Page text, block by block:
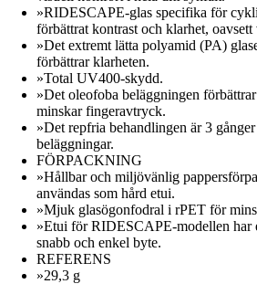
»RIDESCAPE-glas specifika för
förbättrat kontrast och klarhet,
»Det extremt lätta polyamid (PA)
förbättrar klarheten.
»Total UV400-skydd.
»Det oleofoba beläggningen
minskar fingeravtryck.
»Det repfria behandlingen är 3
beläggningar.
FÖRPACKNING
»Hållbar och miljövänlig
användas som hård etui.
»Mjuk glasögonfodral i rPET för
»Etui för RIDESCAPE-modellen har
snabb och enkel byte.
REFERENS
»29,3 g